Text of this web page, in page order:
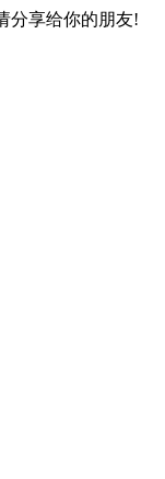
分享给你的朋友!